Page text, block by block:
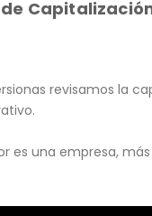
de
revisamos la
es una empresa,